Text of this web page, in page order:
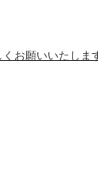
お願いいたし